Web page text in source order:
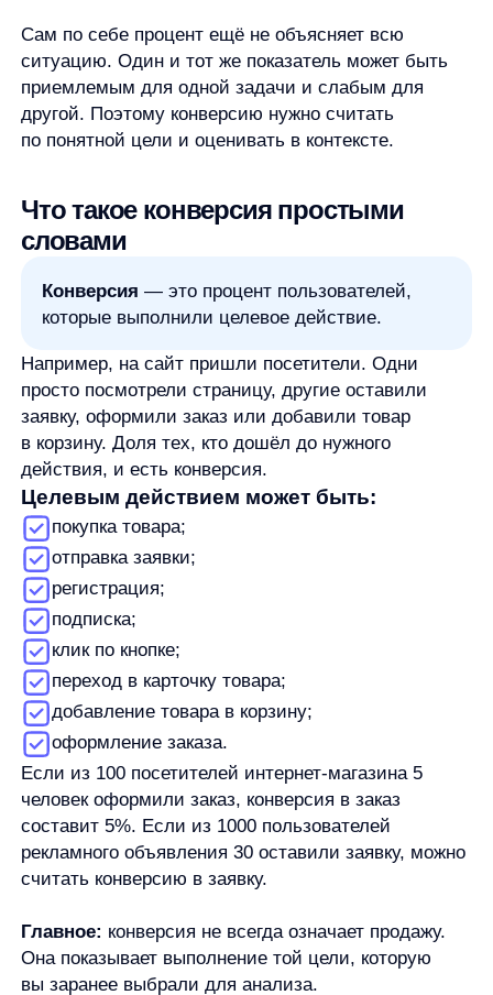
Конверсия— это процент пользователей,
которые выполнили целевое действие.
Например, на сайт пришли посетители. Одни
просто посмотрели страницу, другие оставили
заявку, оформили заказ или добавили товар
Целевым действием может быть:
отправка заявки;
регистрация;
клик по кнопке;
переход в карточку товара;
добавление товара в корзину;
оформление заказа.
Если из 100 посетителей интернет-магазина 5
человек оформили заказ, конверсия в заказ
составит 5%. Если из 1000 пользователей
рекламного объявления 30 оставили заявку, можно
считать конверсию в заявку.
Главное:
Она показывает выполнение той цели, которую
вы заранее выбрали для анализа.
Что считается целевым действием
Целевое действие— это шаг пользователя,
важный для конкретной задачи бизнеса или
отдельного этапа воронки. Его выбирают
до расчёта, иначе показатель будет нечётким.
Для интернет-магазина целевым действием может
быть просмотр карточки товара, добавление
покупка. Для B2B-сайта — отправка формы, заявка
на вебинар. Для рекламной кампании — клик
по объявлению или заявка после перехода.
Один и тот же путь пользователя можно